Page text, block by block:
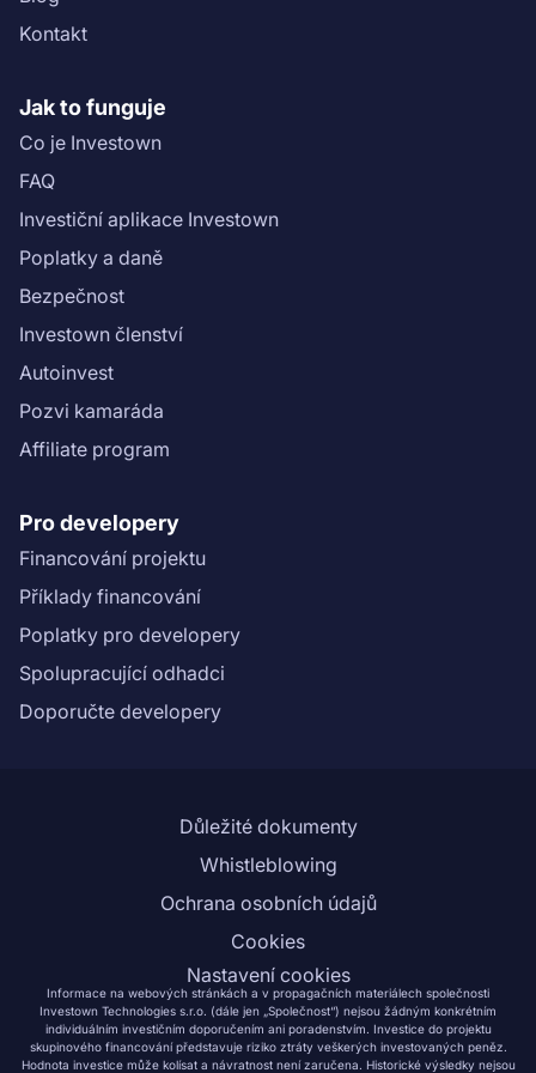
etapa "}}
Kontakt
Jak to funguje
Co je Investown
FAQ
Investiční aplikace Investown
Poplatky a daně
Bezpečnost
Investown členství
Autoinvest
Pozvi kamaráda
Affiliate program
Pro developery
Financování projektu
Příklady financování
Poplatky pro developery
Spolupracující odhadci
Doporučte developery
Důležité dokumenty
Whistleblowing
Ochrana osobních údajů
Cookies
Nastavení cookies
Informace na webových stránkách a v propagačních materiálech společnosti
Investown Technologies s.r.o. (dále jen „Společnost“) nejsou žádným konkrétním
individuálním investičním doporučením ani poradenstvím. Investice do projektu
skupinového financování představuje riziko ztráty veškerých investovaných peněz.
Hodnota investice může kolísat a návratnost není zaručena. Historické výsledky nejsou